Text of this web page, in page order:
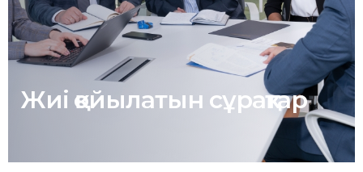
Жиі қойылатын сұрақтар